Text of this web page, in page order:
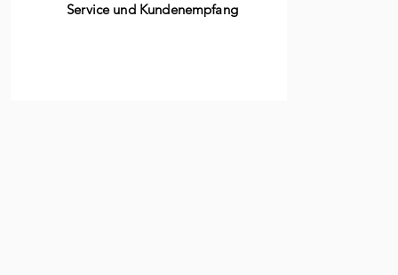
Service und Kundenempfang